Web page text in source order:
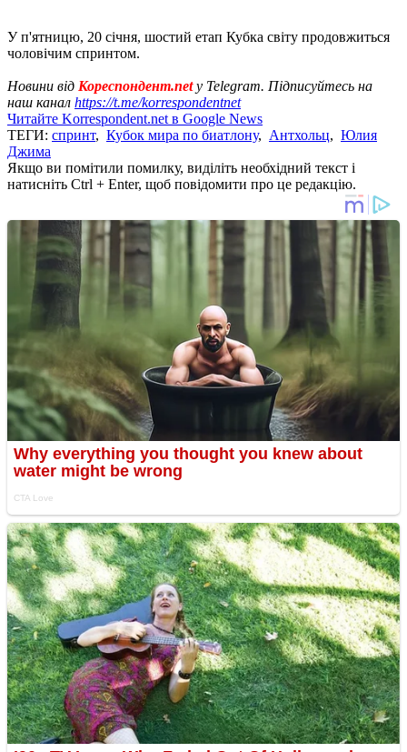
У п'ятницю, 20 січня, шостий етап Кубка світу продовжиться
чоловічим спринтом.
Новини від Кореспондент.netу Telegram. Підписуйтесь на
наш канал https://t.me/korrespondentnet
Читайте Korrespondent.net в Google News
ТЕГИ: спринт, Кубок мира по биатлону, Антхольц, Юлия
Джима
Якщо ви помітили помилку, виділіть необхідний текст і
натисніть Ctrl + Enter, щоб повідомити про це редакцію.